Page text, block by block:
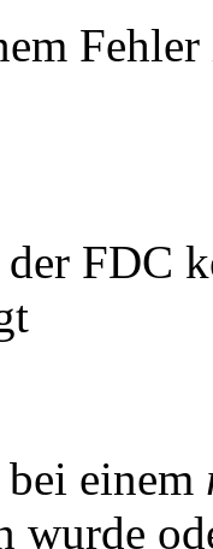
der FDC
einem
wurde